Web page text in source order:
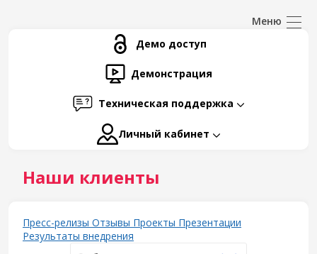
Демо доступ
Демонстрация
Техническая поддержка
Личный кабинет
Наши клиенты
Пресс-релизы Отзывы Проекты Презентации
Результаты внедрения